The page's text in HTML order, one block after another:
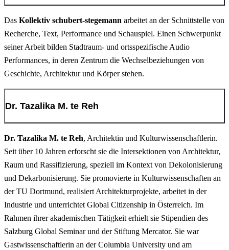
Universität Hamburg und wirken in der Arbeitsgruppe „Kritische
Geographien globaler Ungleichheiten“ sowie im „Kollektiv
Kartattack“, einem studentischen Kartierungskollektiv, mit.
Das Kollektiv schubert-stegemann arbeitet an der Schnittstelle von
Recherche, Text, Performance und Schauspiel. Einen Schwerpunkt
seiner Arbeit bilden Stadtraum- und ortsspezifische Audio
Performances, in deren Zentrum die Wechselbeziehungen von
Geschichte, Architektur und Körper stehen.
Dr. Tazalika M. te Reh
Dr. Tazalika M. te Reh, Architektin und Kulturwissenschaftlerin.
Seit über 10 Jahren erforscht sie die Intersektionen von Architektur,
Raum und Rassifizierung, speziell im Kontext von Dekolonisierung
und Dekarbonisierung. Sie promovierte in Kulturwissenschaften an
der TU Dortmund, realisiert Architekturprojekte, arbeitet in der
Industrie und unterrichtet Global Citizenship in Österreich. Im
Rahmen ihrer akademischen Tätigkeit erhielt sie Stipendien des
Salzburg Global Seminar und der Stiftung Mercator. Sie war
Gastwissenschaftlerin an der Columbia University und am